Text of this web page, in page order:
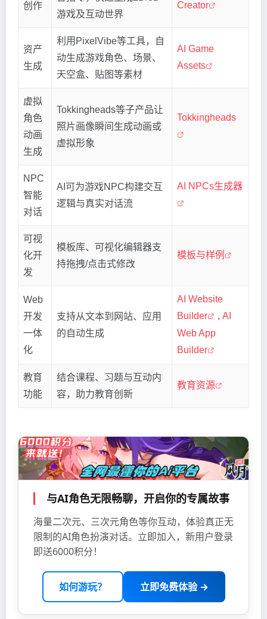
创作
游戏及互动世界
Creator
资产
生成
利用PixelVibe等工具，自
动生成游戏角色、场景、
天空盒、贴图等素材
AI Game
Assets
虚拟
角色
动画
生成
Tokkingheads等子产品让
照片画像瞬间生成动画或
虚拟形象
Tokkingheads
NPC
智能
对话
AI可为游戏NPC构建交互
逻辑与真实对话流
AI NPCs生成器
可视
化开
发
模板库、可视化编辑器支
持拖拽/点击式修改
模板与样例
Web
开发
一体
化
支持从文本到网站、应用
的自动生成
AI Website
Builder
, AI
Web App
Builder
教育
功能
结合课程、习题与互动内
容，助力教育创新
教育资源
与AI角色无限畅聊，开启你的专属故事
海量二次元、三次元角色等你互动，体验真正无
限制的AI角色扮演对话。立即加入，新用户登录
即送6000积分！
如何游玩？ 立即免费体验 →